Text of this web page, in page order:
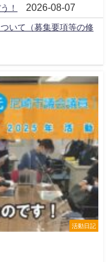
！ 2026-08-07
いて（募集要項等の修
活動日記